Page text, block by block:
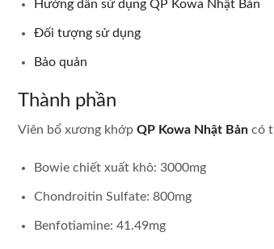
Hướng dẫn sử dụng QP Kowa Nhật Bản
Đối tượng sử dụng
Bảo quản
Thành phần
Viên bổ xương khớp QP Kowa Nhật Bản có
Bowie chiết xuất khô: 3000mg
Chondroitin Sulfate: 800mg
Benfotiamine: 41.49mg